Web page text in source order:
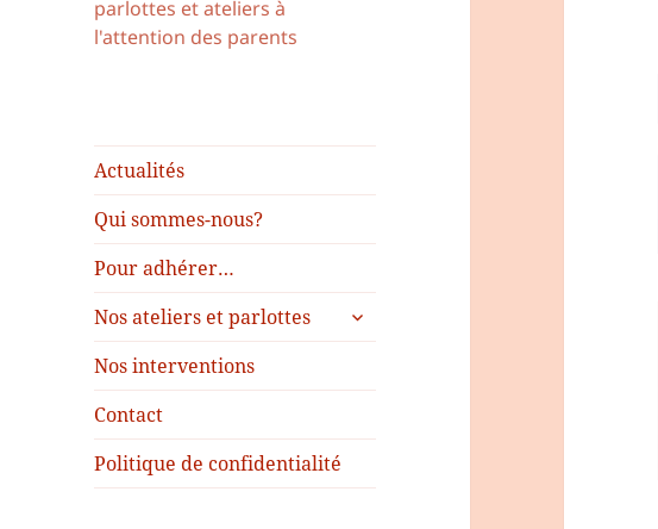
parlottes et ateliers à
l'attention des parents
Actualités
Qui sommes-nous?
Pour adhérer…
Nos ateliers et parlottes
Nos interventions
Contact
Politique de confidentialité